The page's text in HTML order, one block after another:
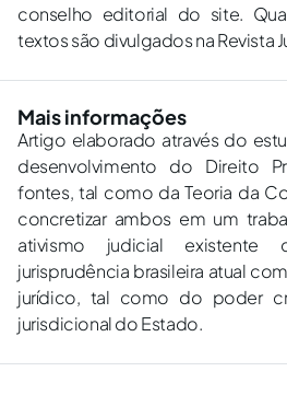
conselho editorial do site.
textos são divulgados na Revista
Mais informações
Artigo elaborado através do
desenvolvimento do Direito
fontes, tal como da Teoria da
concretizar ambos em um
ativismo judicial
jurisprudência brasileira atual
jurídico, tal como do poder
jurisdicional do Estado.